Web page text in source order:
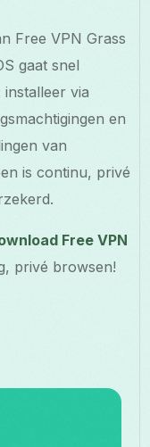
Free VPN Grass
gaat snel
via
en
van
is continu, privé
Free VPN
privé browsen!